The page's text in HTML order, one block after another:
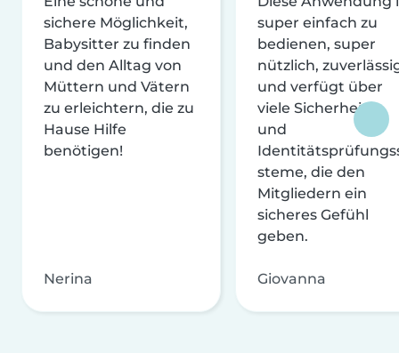
sichere Möglichkeit,
Babysitter zu finden
und den Alltag von
Müttern und Vätern
zu erleichtern, die zu
Hause Hilfe
benötigen!
Nerina
super einfach zu
bedienen, super
nützlich,
und verfügt über
viele Sicherheits-
und
steme, die den
Mitgliedern ein
sicheres Gefühl
geben.
Giovanna